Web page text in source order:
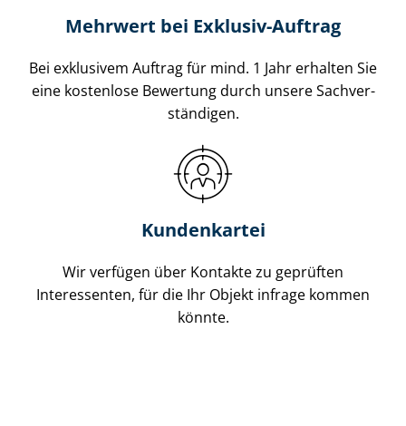
Mehrwert bei Exklusiv-Auftrag
Bei exklusivem Auftrag für mind. 1 Jahr erhalten Sie
eine kostenlose Bewertung durch unsere Sach­ver­
stän­di­gen.
Kundenkartei
Wir verfügen über Kontakte zu geprüften
Interessenten, für die Ihr Objekt infrage kommen
könnte.